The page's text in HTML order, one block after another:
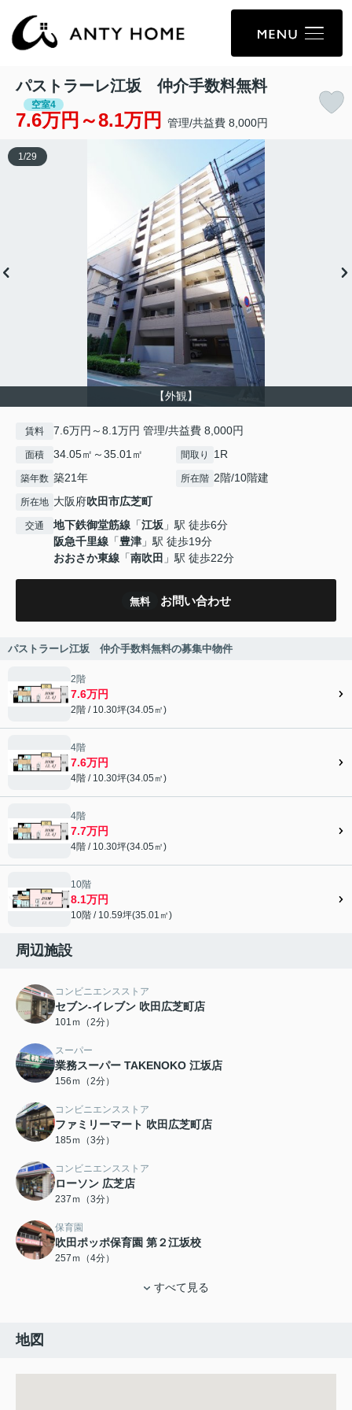
パストラーレ江坂 仲介手数料無料
空室4
7.6万円～8.1万円 管理/共益費 8,000円
【外観】
1 /29
賃料 7.6万円～8.1万円 管理/共益費 8,000円
面積 34.05㎡～35.01㎡ 間取り 1R
築年数 築21年 所在階 2階/10階建
所在地 大阪府吹田市広芝町
交通 地下鉄御堂筋線 「江坂 」駅 徒歩6分
阪急千里線 「豊津 」駅 徒歩19分
おおさか東線 「南吹田 」駅 徒歩22分
無料 お問い合わせ
パストラーレ江坂 仲介手数料無料の募集中物件
2階
7.6万円
2階 / 10.30坪(34.05㎡)
4階
7.6万円
4階 / 10.30坪(34.05㎡)
4階
7.7万円
4階 / 10.30坪(34.05㎡)
10階
8.1万円
10階 / 10.59坪(35.01㎡)
周辺施設
コンビニエンスストア
セブン-イレブン 吹田広芝町店
101ｍ（2分）
スーパー
業務スーパー TAKENOKO 江坂店
156ｍ（2分）
コンビニエンスストア
ファミリーマート 吹田広芝町店
185ｍ（3分）
コンビニエンスストア
ローソン 広芝店
237ｍ（3分）
保育園
吹田ポッポ保育園 第２江坂校
257ｍ（4分）
すべて見る
地図